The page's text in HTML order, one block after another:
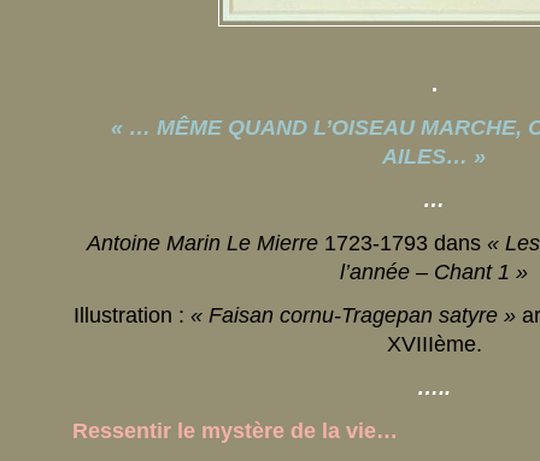
.
« … MÊME QUAND L’OISEAU MARCHE,
AILES… »
…
Antoine Marin Le Mierre 1723-1793 dans «
l’année – Chant 1 »
Illustration : « Faisan cornu-Tragepan satyre »
XVIIIème.
…..
Ressentir le mystère de la vie…